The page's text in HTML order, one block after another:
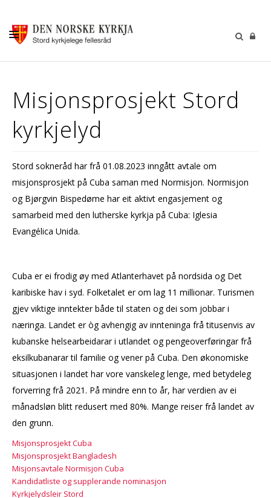
GUDSTENESTER
DÅP VIGSEL GRAVFERD
BARN OG UNGDOM
SOKNERÅDA
INFORMASJON
KONTAKT OSS
GI EI GÅVE
Misjonsprosjekt Stord
kyrkjelyd
Stord sokneråd har frå 01.08.2023 inngått avtale om
misjonsprosjekt på Cuba saman med Normisjon. Normisjon
og Bjørgvin Bispedøme har eit aktivt engasjement og
samarbeid med den lutherske kyrkja på Cuba: Iglesia
Evangélica Unida.
Cuba er ei frodig øy med Atlanterhavet på nordsida og Det
karibiske hav i syd. Folketalet er om lag 11 millionar. Turismen
gjev viktige inntekter både til staten og dei som jobbar i
næringa. Landet er òg avhengig av innteninga frå titusenvis av
kubanske helsearbeidarar i utlandet og pengeoverføringar frå
eksilkubanarar til familie og vener på Cuba. Den økonomiske
situasjonen i landet har vore vanskeleg lenge, med betydeleg
forverring frå 2021. På mindre enn to år, har verdien av ei
månadsløn blitt redusert med 80%. Mange reiser frå landet av
den grunn.
Misjonsprosjekt Cuba
Misjonsprosjekt Bangladesh
Misjonsavtale Normisjon Cuba
Kandidatliste og supplerande nominasjon
Kyrkjelydsleir Stord